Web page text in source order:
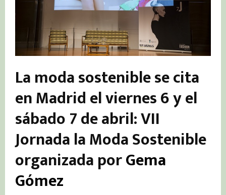
La moda sostenible se cita
en Madrid el viernes 6 y el
sábado 7 de abril: VII
Jornada la Moda Sostenible
organizada porGema
Gómez